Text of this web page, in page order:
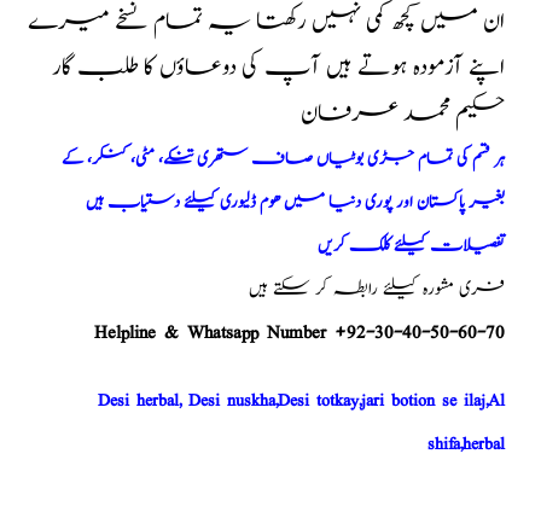
ان میں کچھ کمی نہیں رکھتا یہ تمام نسخے میرے
اپنے آزمودہ ہوتے ہیں آپ کی دوعاؤں کا طلب گار
حکیم محمد عرفان
ہر قسم کی تمام جڑی بوٹیاں صاف ستھری تنکے، مٹی، کنکر، کے
بغیر پاکستان اور پوری دنیا میں ھوم ڈلیوری کیلئے دستیاب ہیں
تفصیلات کیلئے کلک کریں
فری مشورہ کیلئے رابطہ کر سکتے ہیں
Helpline & Whatsapp Number +92-30-40-50-60-70
Desi herbal, Desi nuskha,Desi totkay,jari botion se ilaj,Al
shifa,herbal